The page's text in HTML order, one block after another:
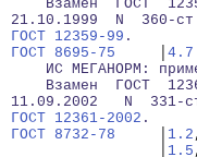
Взамен  ГОСТ
21.10.1999  N  360-
ГОСТ 12359-99 .
ГОСТ 8695-75
4.7
ИС МЕГАНОРМ:
Взамен  ГОСТ
11.09.2002   N  331-
ГОСТ 12361-2002 .
ГОСТ 8732-78
1.2
1.5